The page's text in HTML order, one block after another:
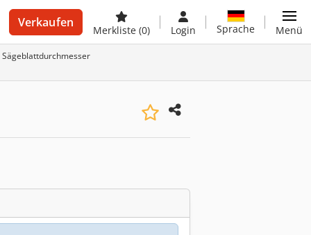
Verkaufen
Merkliste (0) Login Sprache Menü